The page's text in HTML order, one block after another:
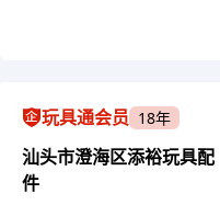
玩具通会员 18年
汕头市澄海区添裕玩具配
件